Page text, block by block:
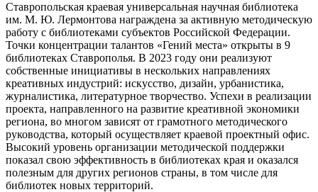
Ставропольская краевая универсальная научная библиотека
им. М. Ю. Лермонтова награждена за активную методическую
работу с библиотеками субъектов Российской Федерации.
Точки концентрации талантов «Гений места» открыты в 9
библиотеках Ставрополья. В 2023 году они реализуют
собственные инициативы в нескольких направлениях
креативных индустрий: искусство, дизайн, урбанистика,
журналистика, литературное творчество. Успехи в реализации
проекта, направленного на развитие креативной экономики
региона, во многом зависят от грамотного методического
руководства, который осуществляет краевой проектный офис.
Высокий уровень организации методической поддержки
показал свою эффективность в библиотеках края и оказался
полезным для других регионов страны, в том числе для
библиотек новых территорий.